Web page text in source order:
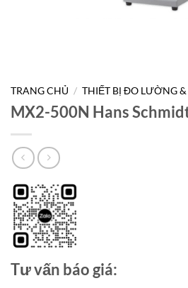
TRANG CHỦ / THIẾT BỊ ĐO LƯỜNG
MX2-500N Hans
Tư vấn báo giá: